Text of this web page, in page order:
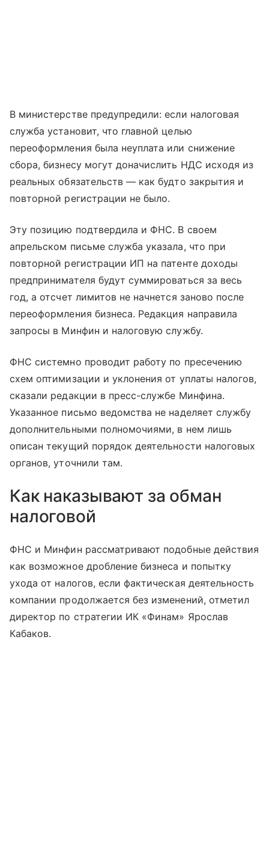
В министерстве предупредили: если налоговая
служба установит, что главной целью
переоформления была неуплата или снижение
сбора, бизнесу могут доначислить НДС исходя из
реальных обязательств — как будто закрытия и
повторной регистрации не было.
Эту позицию подтвердила и ФНС. В своем
апрельском письме служба указала, что при
повторной регистрации ИП на патенте доходы
предпринимателя будут суммироваться за весь
год, а отсчет лимитов не начнется заново после
переоформления бизнеса. Редакция направила
запросы в Минфин и налоговую службу.
ФНС системно проводит работу по пресечению
схем оптимизации и уклонения от уплаты налогов,
сказали редакции в пресс-службе Минфина.
Указанное письмо ведомства не наделяет службу
дополнительными полномочиями, в нем лишь
описан текущий порядок деятельности налоговых
органов, уточнили там.
Как наказывают за обман
налоговой
ФНС и Минфин рассматривают подобные действия
как возможное дробление бизнеса и попытку
ухода от налогов, если фактическая деятельность
компании продолжается без изменений, отметил
директор по стратегии ИК «Финам» Ярослав
Кабаков.